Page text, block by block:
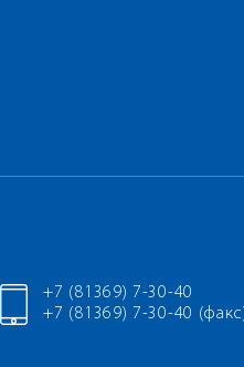
+7 (81369) 7-30-40
+7 (81369) 7-30-40